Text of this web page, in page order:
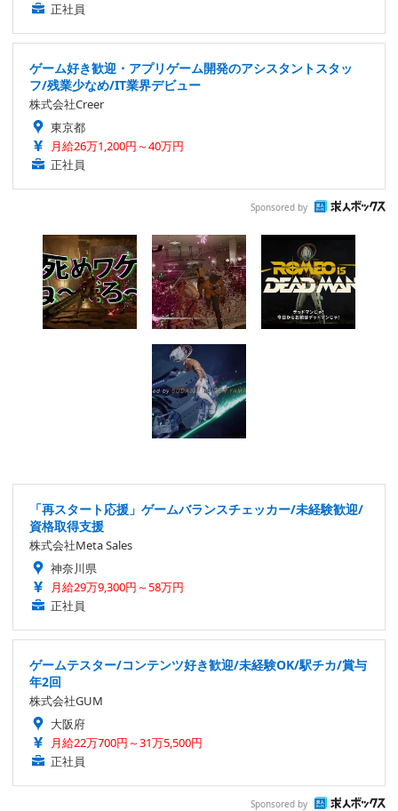
正社員
ゲーム好き歓迎・アプリゲーム開発のアシスタントスタッ
フ/残業少なめ/IT業界デビュー
株式会社Creer
東京都
月給26万1,200円～40万円
正社員
Sponsored by
「再スタート応援」ゲームバランスチェッカー/未経験歓迎/
資格取得支援
株式会社Meta Sales
神奈川県
月給29万9,300円～58万円
正社員
ゲームテスター/コンテンツ好き歓迎/未経験OK/駅チカ/賞与
年2回
株式会社GUM
大阪府
月給22万700円～31万5,500円
正社員
Sponsored by